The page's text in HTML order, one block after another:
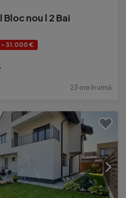
Bloc nou l 2 Bai
- 31.000 €
23 ore în urmă